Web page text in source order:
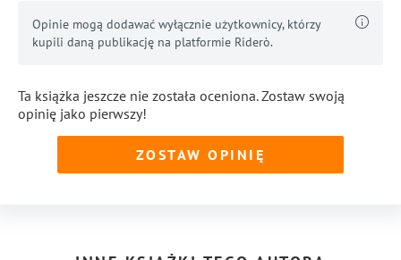
Opinie mogą dodawać wyłącznie użytkownicy, którzy
kupili daną publikację na platformie Riderò.
Ta książka jeszcze nie została oceniona. Zostaw swoją
opinię jako pierwszy!
ZOSTAW OPINIĘ